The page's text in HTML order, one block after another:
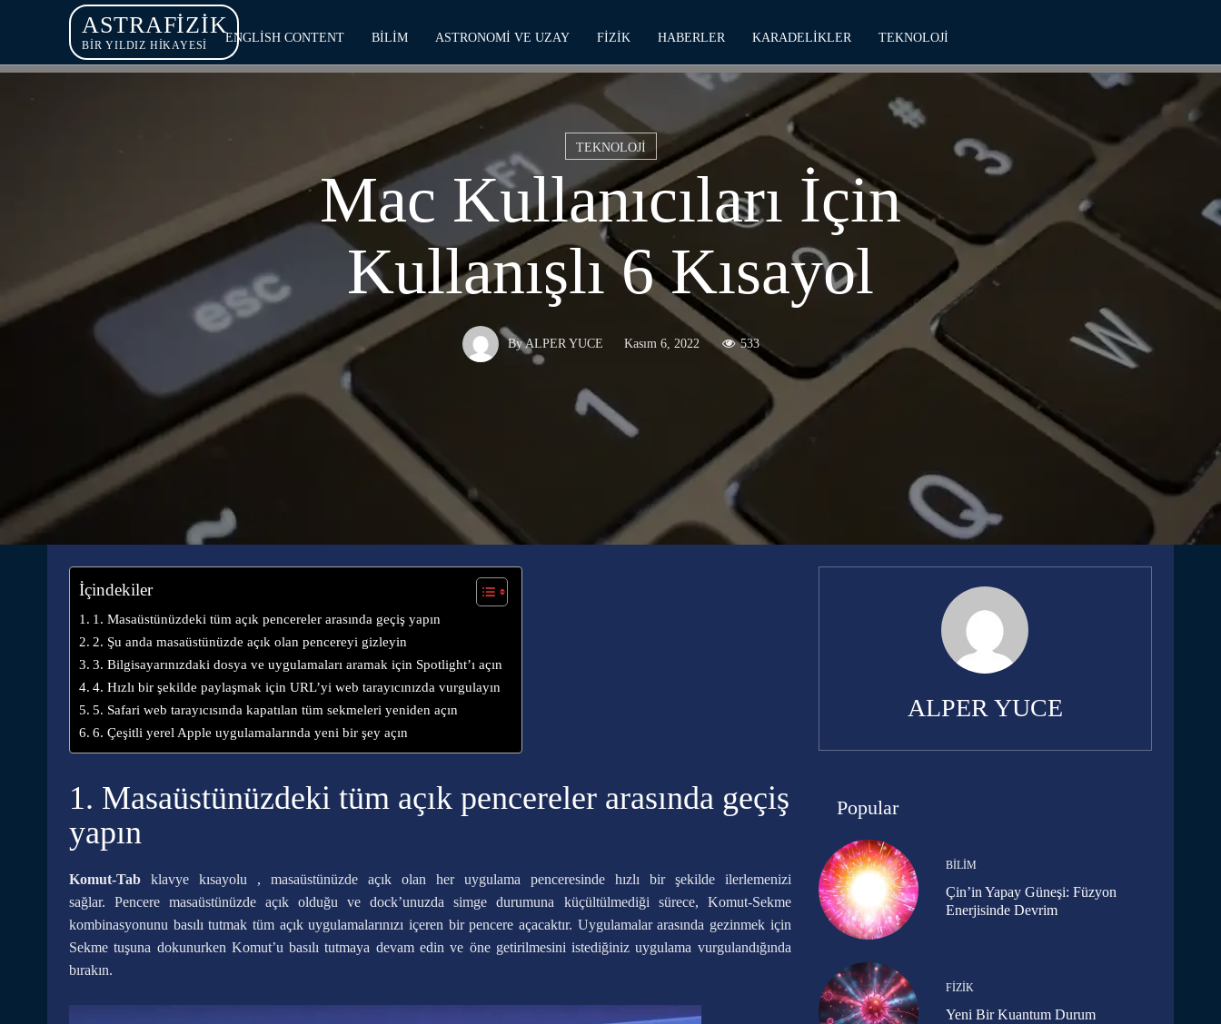
ASTRAFIZIK
BİR YILDIZ HİKAYESİ
ENGLISH CONTENT BILIM ASTRONOMI VE UZAY FIZIK HABERLER KARADELIKLER TEKNOLOJI
TEKNOLOJI
Mac Kullanıcıları İçin
Kullanışlı 6 Kısayol
By ALPER YUCE Kasım 6, 2022 533
İçindekiler
1. Masaüstünüzdeki tüm açık pencereler arasında geçiş yapın
2. Şu anda masaüstünüzde açık olan pencereyi gizleyin
3. Bilgisayarınızdaki dosya ve uygulamaları aramak için Spotlight’ı açın
4. Hızlı bir şekilde paylaşmak için URL’yi web tarayıcınızda vurgulayın
5. Safari web tarayıcısında kapatılan tüm sekmeleri yeniden açın
6. Çeşitli yerel Apple uygulamalarında yeni bir şey açın
1. Masaüstünüzdeki tüm açık pencereler arasında geçiş
yapın
Komut-Tab klavye kısayolu , masaüstünüzde açık olan her uygulama penceresinde hızlı bir şekilde ilerlemenizi
sağlar. Pencere masaüstünüzde açık olduğu ve dock’unuzda simge durumuna küçültülmediği sürece, Komut-Sekme
kombinasyonunu basılı tutmak tüm açık uygulamalarınızı içeren bir pencere açacaktır. Uygulamalar arasında gezinmek için
Sekme tuşuna dokunurken Komut’u basılı tutmaya devam edin ve öne getirilmesini istediğiniz uygulama vurgulandığında
bırakın.
ALPER YUCE
Popular
BILIM
Çin’in Yapay Güneşi: Füzyon
Enerjisinde Devrim
FIZIK
Yeni Bir Kuantum Durum